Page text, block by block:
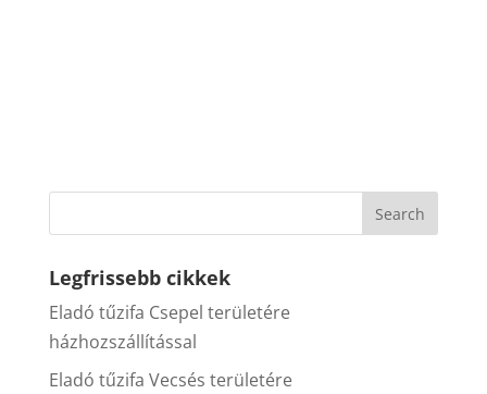
Legfrissebb cikkek
Eladó tűzifa Csepel területére
házhozszállítással
Eladó tűzifa Vecsés területére